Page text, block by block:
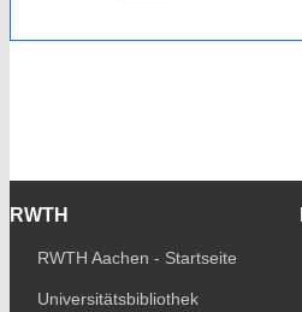
RWTH
RWTH Aachen - Startseite
Universitätsbibliothek